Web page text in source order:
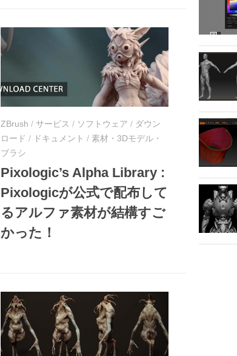
ZBrush / サービス / ソフトウェア / ダウン
ロード / ドキュメント / 素材・3Dモデル・
ブラシ
Pixologic’s Alpha Library :
Pixologicが公式で配布して
るアルファ素材が結構すご
かった！